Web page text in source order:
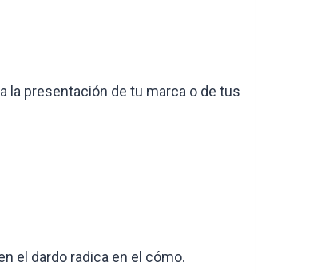
la presentación de tu marca o de tus
el dardo radica en el cómo.